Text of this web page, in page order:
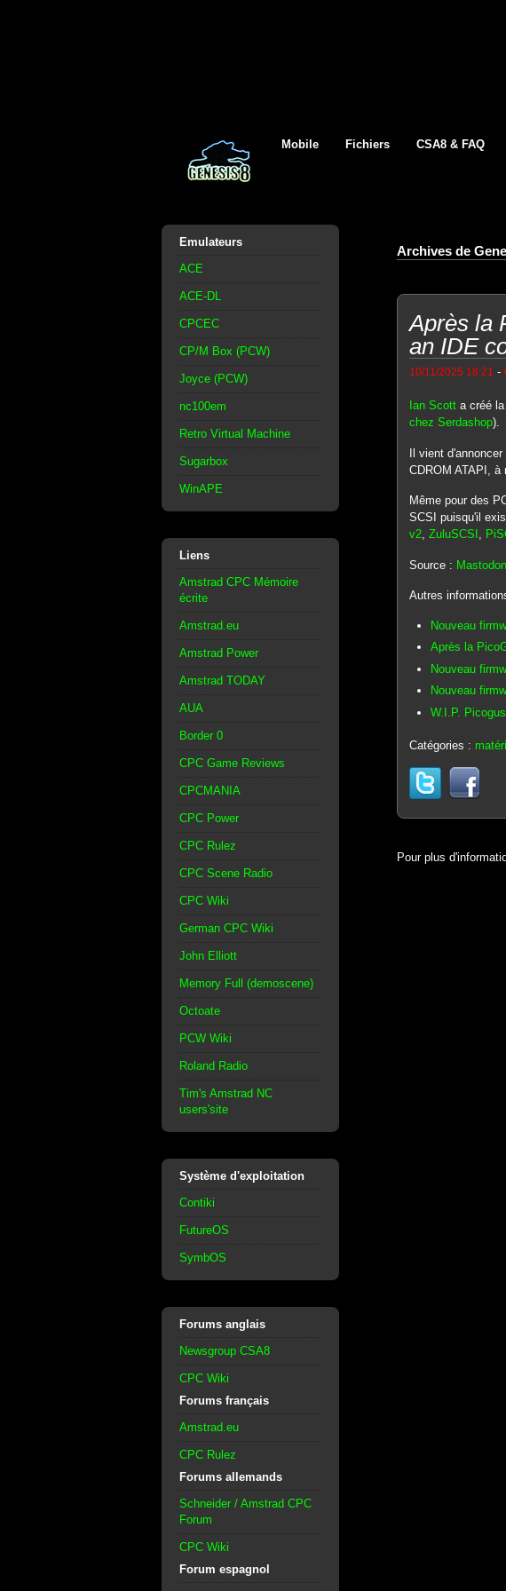
Mobile Fichiers CSA8 & FAQ
Emulateurs
ACE
ACE-DL
CPCEC
CP/M Box (PCW)
Joyce (PCW)
nc100em
Retro Virtual Machine
Sugarbox
WinAPE
Liens
Amstrad CPC Mémoire
écrite
Amstrad.eu
Amstrad Power
Amstrad TODAY
AUA
Border 0
CPC Game Reviews
CPCMANIA
CPC Power
CPC Rulez
CPC Scene Radio
CPC Wiki
German CPC Wiki
John Elliott
Memory Full (demoscene)
Octoate
PCW Wiki
Roland Radio
Tim's Amstrad NC
users'site
Système d'exploitation
Contiki
FutureOS
SymbOS
Forums anglais
Newsgroup CSA8
CPC Wiki
Forums français
Amstrad.eu
CPC Rulez
Forums allemands
Schneider / Amstrad CPC
Forum
CPC Wiki
Forum espagnol
Archives de
Après la
an IDE
10/11/2025 18:21 -
Ian Scotta créé la
chez Serdashop).
Il vient
CDROM ATAPI, à
Même pour des
SCSI puisqu'il
v2, ZuluSCSI ,
Source : Mastodon
Autres
Nouveau
Après la
Nouveau
Nouveau
W.I.P.
Catégories :
Pour plus